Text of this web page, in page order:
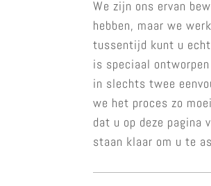
We zijn ons ervan
hebben, maar we
tussentijd kunt u
is speciaal
in slechts twee
we het proces zo
dat u op deze pagina
staan klaar om u te